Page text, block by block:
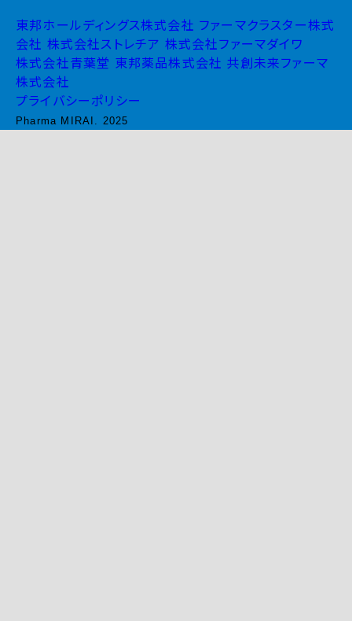
東邦ホールディングス株式会社 ファーマクラスター株式
会社 株式会社ストレチア 株式会社ファーマダイワ
株式会社青葉堂 東邦薬品株式会社 共創未来ファーマ
株式会社
プライバシーポリシー
Pharma MIRAI. 2025